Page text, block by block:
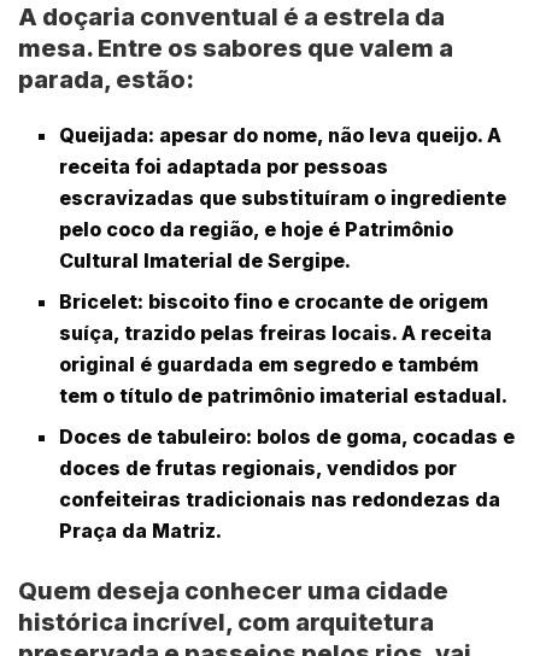
A doçaria conventual é a estrela da
mesa. Entre os sabores que valem a
parada, estão:
Queijada: apesar do nome, não leva queijo. A
receita foi adaptada por pessoas
escravizadas que substituíram o ingrediente
pelo coco da região, e hoje é Patrimônio
Cultural Imaterial de Sergipe.
Bricelet: biscoito fino e crocante de origem
suíça, trazido pelas freiras locais. A receita
original é guardada em segredo e também
tem o título de patrimônio imaterial estadual.
Doces de tabuleiro: bolos de goma, cocadas e
doces de frutas regionais, vendidos por
confeiteiras tradicionais nas redondezas da
Praça da Matriz.
Quem deseja conhecer uma cidade
histórica incrível, com arquitetura